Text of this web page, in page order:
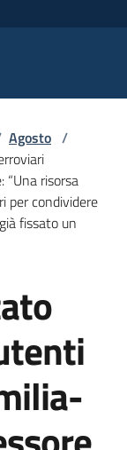
Agosto /
“Una risorsa
per condividere
fissato un